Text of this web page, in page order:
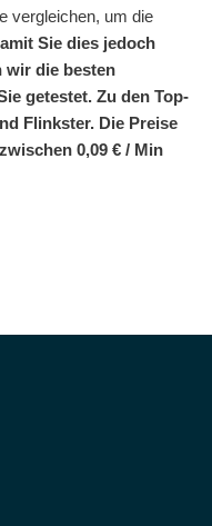
vergleichen, um die
Sie dies jedoch
wir die besten
getestet. Zu den Top-
Flinkster. Die Preise
0,09 € / Min